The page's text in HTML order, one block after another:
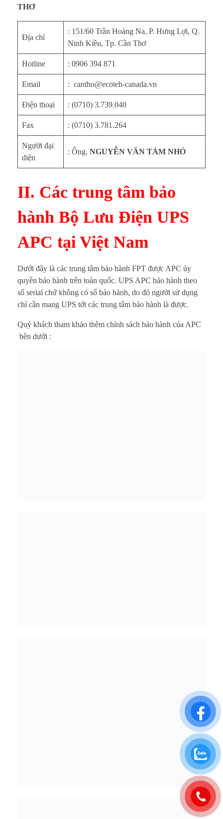
THƠ
Địa chỉ
: 151/60 Trần Hoàng Na, P. Hưng Lợi, Q.
Ninh Kiều, Tp. Cần Thơ
Hotline : 0906 394 871
Email : cantho@ecoteh-canada.vn
Điện thoại : (0710) 3.739.040
Fax : (0710) 3.781.264
Người đại
diện
: Ông. NGUYỄN VĂN TÁM NHỎ
II. Các trung tâm bảo
hành Bộ Lưu Điện UPS
APC tại Việt Nam
Dưới đây là các trung tâm bảo hành FPT được APC ủy
quyền bảo hành trên toàn quốc. UPS APC bảo hành theo
số serial chứ không có sổ bảo hành, do đó người sử dụng
chỉ cần mang UPS tới các trung tâm bảo hành là được.
Quý khách tham khảo thêm chính sách bảo hành của APC
bên dưới :